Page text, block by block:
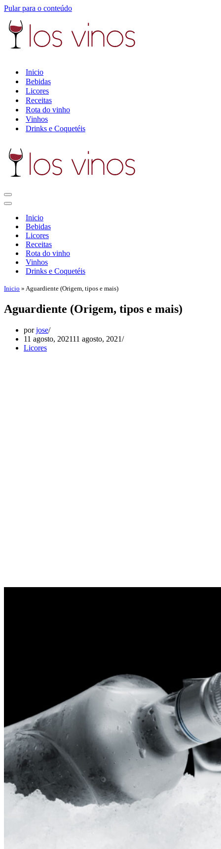
Pular para o conteúdo
Inicio
Bebidas
Licores
Receitas
Rota do vinho
Vinhos
Drinks e Coquetéis
Menu
de
Menu
navegação
Inicio
Bebidas
Licores
Receitas
Rota do vinho
Vinhos
Drinks e Coquetéis
Inicio » Aguardiente (Origem, tipos e mais)
Aguardiente (Origem, tipos e mais)
porjose
11 agosto, 202111 agosto, 2021
Licores